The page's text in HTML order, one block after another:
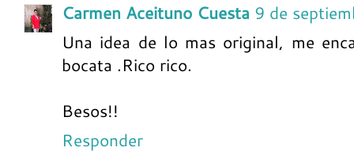
Carmen Aceituno Cuesta 9 de
Una idea de lo mas original, me
bocata .Rico rico.
Besos!!
Responder